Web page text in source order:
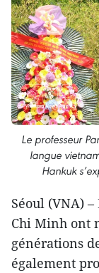
Le professeur
langue
Hankuk
Séoul (VNA)
Chi Minh ont
générations
également